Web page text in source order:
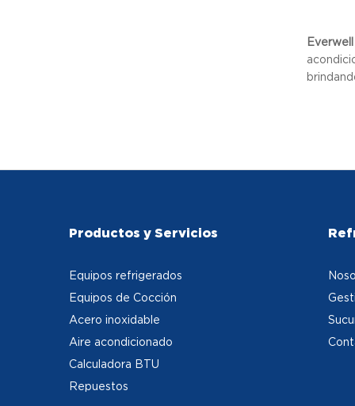
Productos y Servicios
Equipos refrigerados
Equipos de Cocción
Acero inoxidable
Aire acondicionado
Calculadora BTU
Repuestos